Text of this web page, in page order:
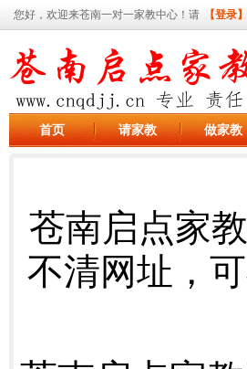
您好，欢迎来苍南一对一家教中心！请 【登录】
首页 请家教 做家教
苍南启点家
不清网址，